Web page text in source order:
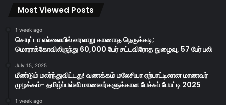
Most Viewed Posts
1 week ago
செயுட்டா எல்லையில் வரலாறு காணாத நெருக்கடி;
மொராக்கோவிலிருந்து 60,000 பேர் சட்டவிரோத நுழைவு, 57 பேர் பலி
July 15, 2025
மீண்டும் மலர்ந்துவிட்டது! வணக்கம் மலேசியா ஏற்பாட்டிலான மாணவர்
முழக்கம்- தமிழ்ப்பள்ளி மாணவர்களுக்கான பேச்சுப் போட்டி 2025
1 week ago